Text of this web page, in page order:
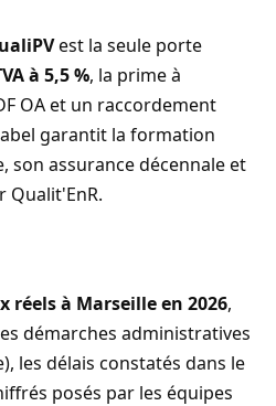
est la seule porte
à 5,5 %, la prime à
OA et un raccordement
garantit la formation
son assurance décennale et
Qualit'EnR.
réels à Marseille en 2026,
démarches administratives
les délais constatés dans le
posés par les équipes